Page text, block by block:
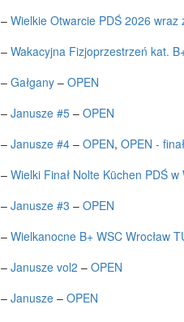
–Wielkie Otwarcie PDŚ 2026 wraz
–Wakacyjna Fizjoprzestrzeń kat.
–Gałgany –OPEN
–Janusze #5 –OPEN
–Janusze #4 –OPEN,OPEN - finał
–Wielki Finał Nolte Küchen PDŚ w
–Janusze #3 –OPEN
–Wielkanocne B+ WSC Wrocław
–Janusze vol2 –OPEN
–Janusze –OPEN